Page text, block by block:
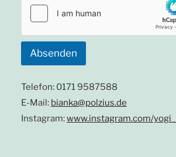
Absenden
Telefon: 0171 9587588
E-Mail: bianka@polzius.de
Instagram:www.instagram.com/